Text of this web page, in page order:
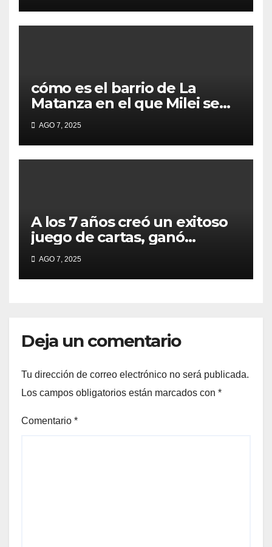
cómo es el barrio de La
Matanza en el que Milei se
sacó la foto de lanzamiento
de campaña en provincia de
Buenos Aires
AGO 7, 2025
A los 7 años creó un exitoso
juego de cartas, ganó
millones y ahora vendió la
idea para cumplir su sueño
AGO 7, 2025
Deja un comentario
Tu dirección de correo electrónico no será publicada.
Los campos obligatorios están marcados con *
Comentario *